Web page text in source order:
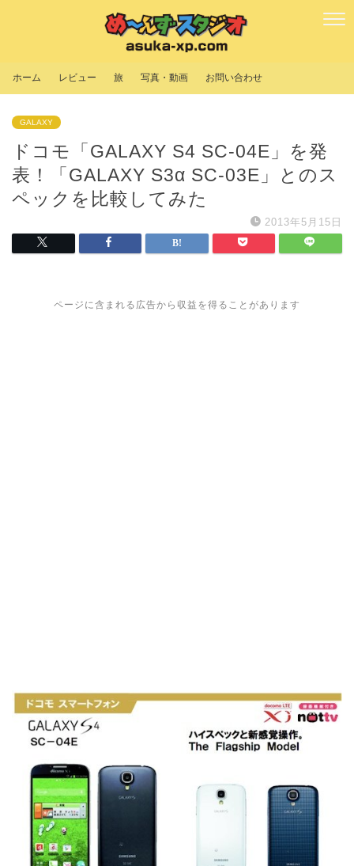
ホーム レビュー 旅 写真・動画 お問い合わせ
GALAXY
ドコモ「GALAXY S4 SC-04E」を発
表！「GALAXY S3α SC-03E」とのス
ペックを比較してみた
2013年5月15日
ページに含まれる広告から収益を得ることがあります